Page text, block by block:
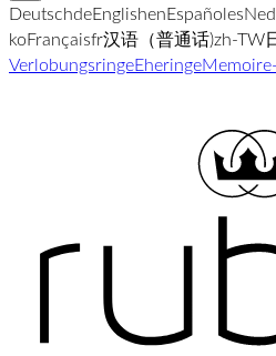
DeutschdeEnglishenEspañoles
koFrançaisfr汉语（普通话)zh-TW
VerlobungsringeEheringe